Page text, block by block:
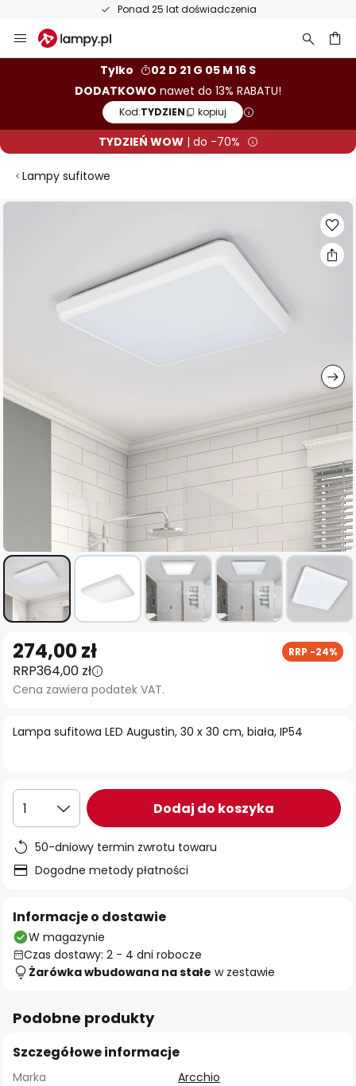
Ponad 25 lat doświadczenia
Przejdź
do
Tylko
02 D 21 G 05 M 15 S
DODATKOWO nawet do 13% RABATU!
Kod:TYDZIEN kopiuj
TYDZIEŃ WOW| do -70%
Lampy sufitowe
Przejdź
na
początek
galerii
Lampa sufitowa LED Augustin, 30 x 30 cm, biała, IP54
274,00 zł RRP -24%
RRP364,00 zł
Cena zawiera podatek VAT.
1 Dodaj do koszyka
50-dniowy termin zwrotu towaru
Dogodne metody płatności
Informacje o dostawie
W magazynie
Czas dostawy: 2 - 4 dni robocze
Żarówka wbudowana na stałe w zestawie
Podobne produkty
Szczegółowe informacje
Marka
Arcchio